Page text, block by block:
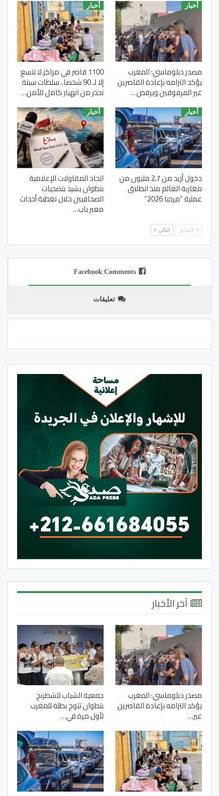
أخبار
مصدر دبلوماسي: المغرب
يؤكد التزامه بإعادة القاصرين
غير المرفوقين ويرفض…
أخبار
1100 قاصر في مراكز لا تتسع
إلا لـ 90 شخصا.. سلطات سبتة
تحذر من انهيار كامل للأمن…
أخبار
دخول أزيد من 2,7 مليون من
مغاربة العالم منذ انطلاق
عملية “مرحبا 2026”
أخبار
اتحاد المقاولات الإعلامية
بتطوان يشيد بتضحيات
الصحافيين خلال تغطية أحداث
معبر باب…
السابق التالي
Facebook Comments
تعليقات
آخر الأخبار
مصدر دبلوماسي: المغرب
يؤكد التزامه بإعادة القاصرين
غير…
جمعية الشباب للشطرنج
بتطوان تتوج بطلة للمغرب
لأول مرة في…